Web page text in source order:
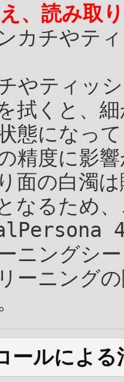
、読み取
カチやテ
やティッ
拭くと、
態になっ
精度に影
面の白濁
なるため
ニングシ
ーニング
ールによ